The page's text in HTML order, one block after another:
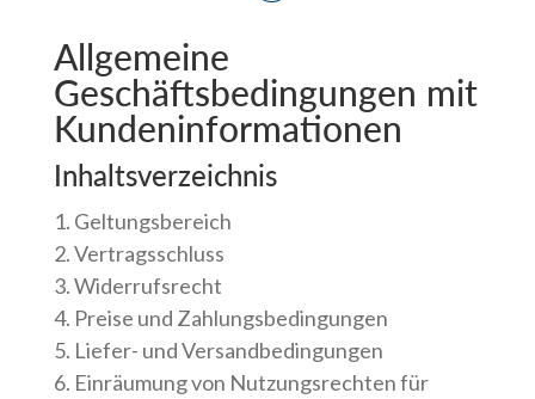
Allgemeine
Geschäftsbedingungen mit
Kundeninformationen
Inhaltsverzeichnis
1. Geltungsbereich
2. Vertragsschluss
3. Widerrufsrecht
4. Preise und Zahlungsbedingungen
5. Liefer- und Versandbedingungen
6. Einräumung von Nutzungsrechten für